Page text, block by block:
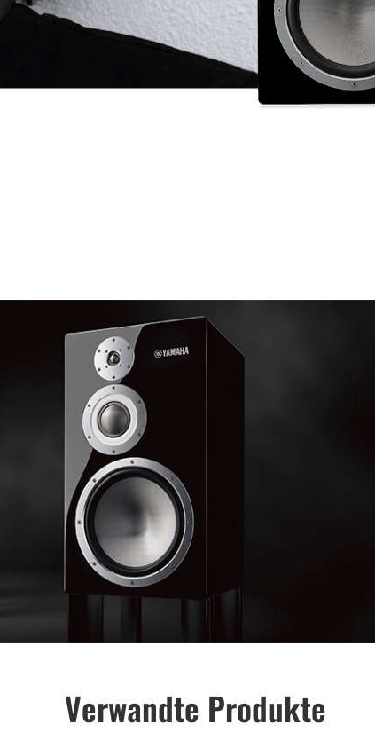
Verwandte Produkte